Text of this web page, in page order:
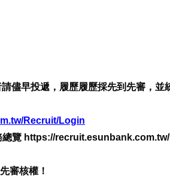
儘早投遞，履歷履歷採先到先審，並
Recruit/Login
總覽 https://
審核權！